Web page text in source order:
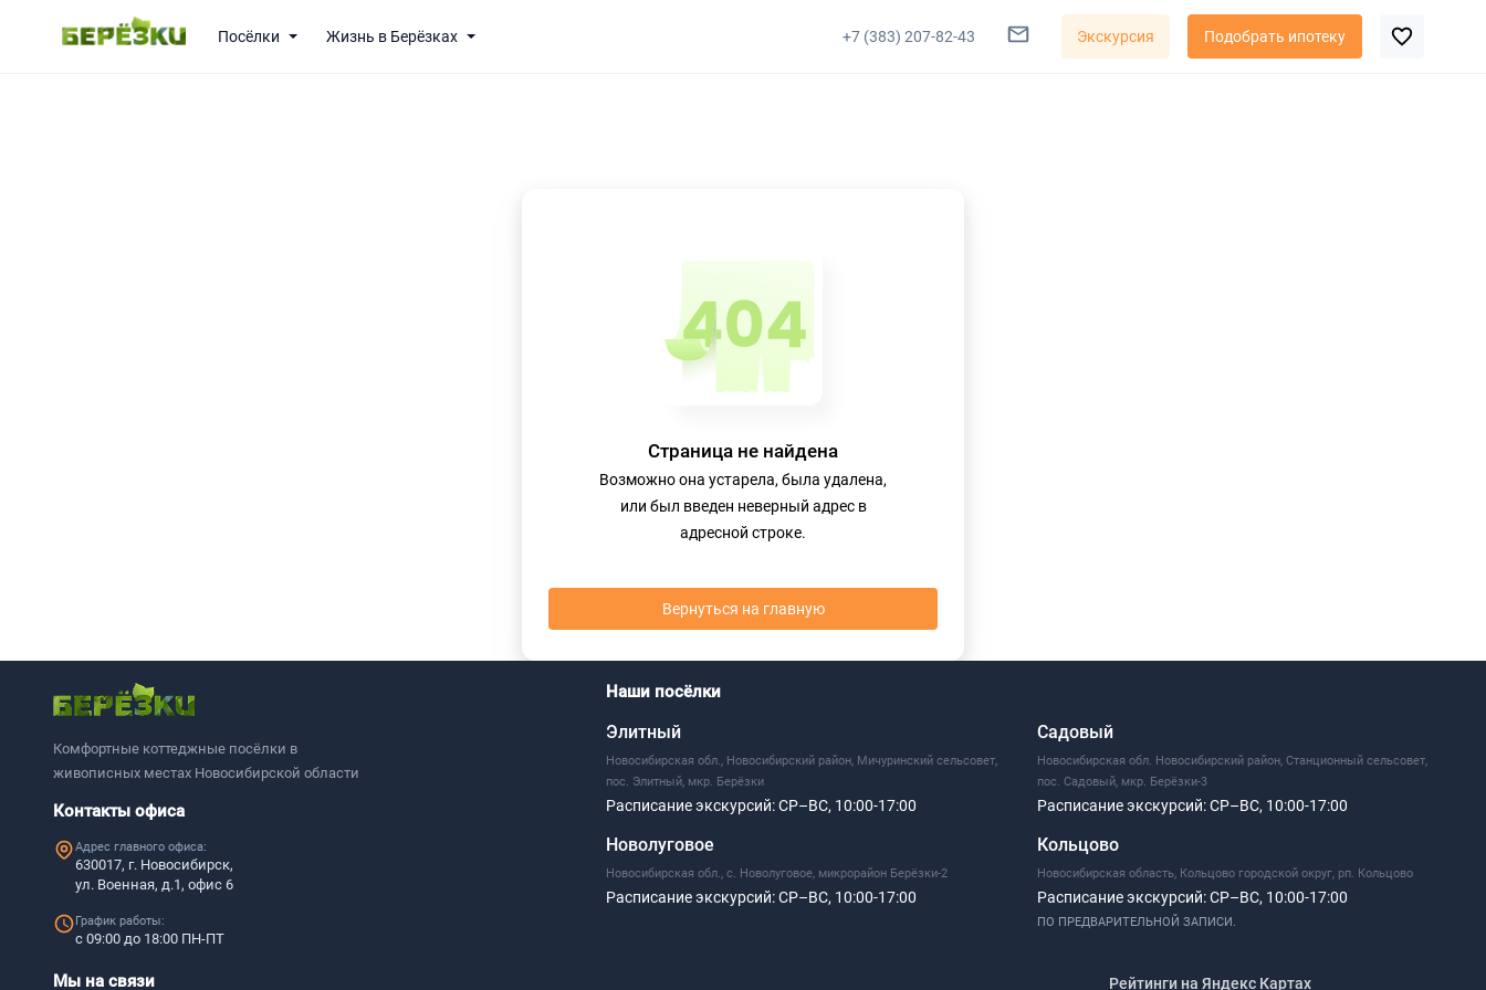
Посёлки Жизнь в Берёзках +7 (383) 207-82-43 Экскурсия Подобрать ипотеку
Страница не найдена
Возможно она устарела, была удалена,
или был введен неверный адрес в
адресной строке.
Вернуться на главную
Комфортные коттеджные посёлки в
живописных местах Новосибирской области
Контакты офиса
Адрес главного офиса:
630017, г. Новосибирск,
ул. Военная, д.1, офис 6
График работы:
с 09:00 до 18:00 ПН-ПТ
Наши посёлки
Элитный
Новосибирская обл., Новосибирский район, Мичуринский сельсовет,
пос. Элитный, мкр. Берёзки
Расписание экскурсий:СР–ВС, 10:00-17:00
Новолуговое
Новосибирская обл., с. Новолуговое, микрорайон Берёзки-2
Расписание экскурсий:СР–ВС, 10:00-17:00
Садовый
Новосибирская обл. Новосибирский район, Станционный сельсовет,
пос. Садовый, мкр. Берёзки-3
Расписание экскурсий:СР–ВС, 10:00-17:00
Кольцово
Новосибирская область, Кольцово городской округ, рп. Кольцово
Расписание экскурсий:СР–ВС, 10:00-17:00
ПО ПРЕДВАРИТЕЛЬНОЙ ЗАПИСИ.
Мы на связи
Рейтинги на Яндекс Картах